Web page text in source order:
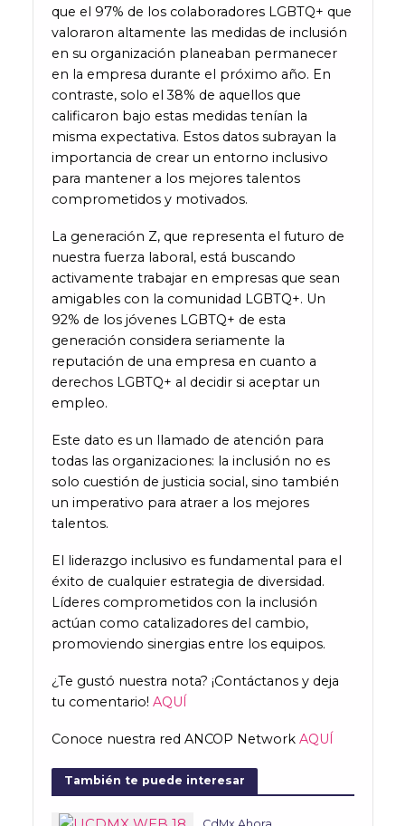
que el 97% de los colaboradores LGBTQ+ que
valoraron altamente las medidas de inclusión
en su organización planeaban permanecer
en la empresa durante el próximo año. En
contraste, solo el 38% de aquellos que
calificaron bajo estas medidas tenían la
misma expectativa. Estos datos subrayan la
importancia de crear un entorno inclusivo
para mantener a los mejores talentos
comprometidos y motivados.
La generación Z, que representa el futuro de
nuestra fuerza laboral, está buscando
activamente trabajar en empresas que sean
amigables con la comunidad LGBTQ+. Un
92% de los jóvenes LGBTQ+ de esta
generación considera seriamente la
reputación de una empresa en cuanto a
derechos LGBTQ+ al decidir si aceptar un
empleo.
Este dato es un llamado de atención para
todas las organizaciones: la inclusión no es
solo cuestión de justicia social, sino también
un imperativo para atraer a los mejores
talentos.
El liderazgo inclusivo es fundamental para el
éxito de cualquier estrategia de diversidad.
Líderes comprometidos con la inclusión
actúan como catalizadores del cambio,
promoviendo sinergias entre los equipos.
¿Te gustó nuestra nota? ¡Contáctanos y deja
tu comentario! AQUÍ
Conoce nuestra red ANCOP Network AQUÍ
También te puede interesar
CdMx Ahora